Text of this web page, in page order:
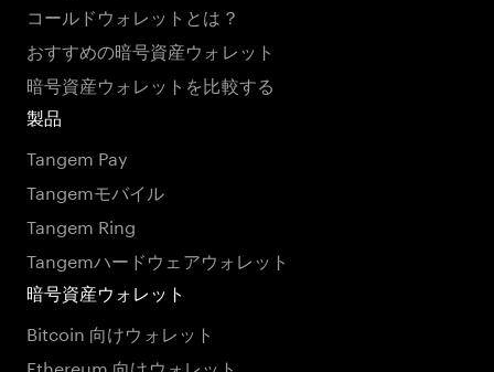
コールドウォレットとは？
おすすめの暗号資産ウォレット
暗号資産ウォレットを比較する
製品
Tangem Pay
Tangemモバイル
Tangem Ring
Tangemハードウェアウォレット
暗号資産ウォレット
Bitcoin 向けウォレット
Ethereum 向けウォレット